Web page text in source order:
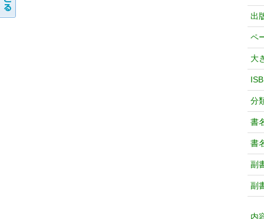
出
ペ
大
分
書
書
副
副
内